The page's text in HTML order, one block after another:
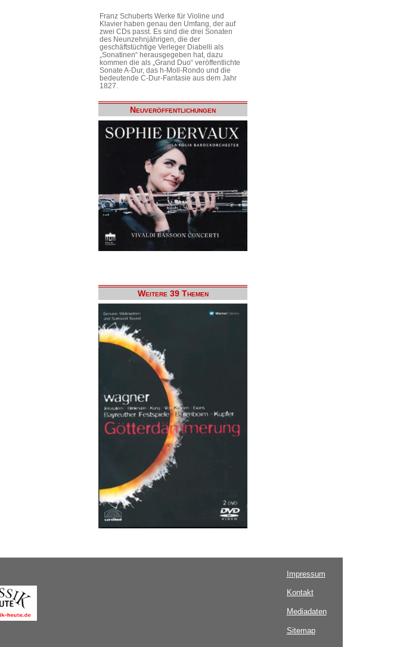
Franz Schuberts Werke für Violine und
Klavier haben genau den Umfang, der auf
zwei CDs passt. Es sind die drei Sonaten
des Neunzehnjährigen, die der
geschäftstüchtige Verleger Diabelli als
„Sonatinen“ herausgegeben hat, dazu
kommen die als „Grand Duo“ veröffentlichte
Sonate A-Dur, das h-Moll-Rondo und die
bedeutende C-Dur-Fantasie aus dem Jahr
1827.
Neuveröffentlichungen
Weitere 39 Themen
Impressum
Kontakt
Mediadaten
Sitemap